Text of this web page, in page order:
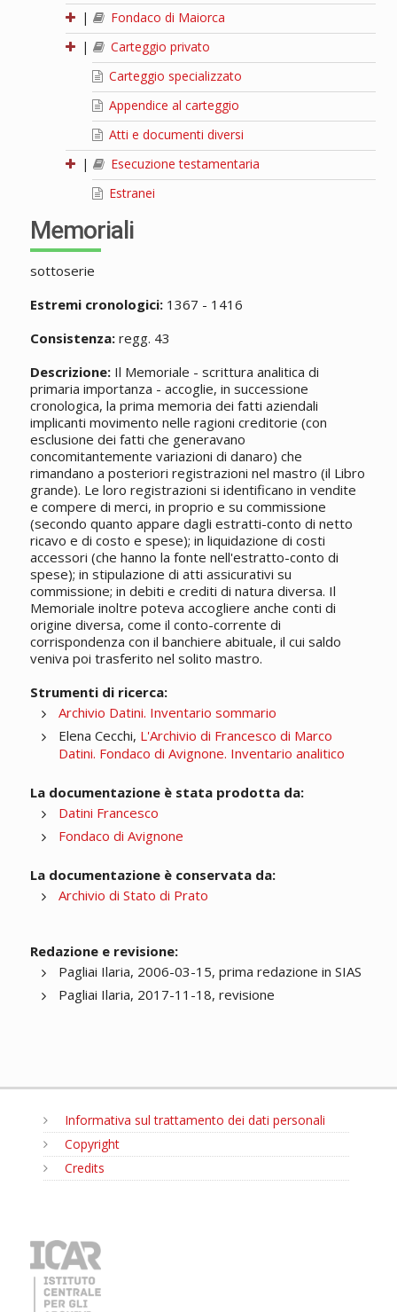
|
Fondaco di Maiorca
|
Carteggio privato
Carteggio specializzato
Appendice al carteggio
Atti e documenti diversi
|
Esecuzione testamentaria
Estranei
Memoriali
sottoserie
Estremi cronologici:1367 - 1416
Consistenza:regg. 43
Descrizione:Il Memoriale - scrittura analitica di
primaria importanza - accoglie, in successione
cronologica, la prima memoria dei fatti aziendali
implicanti movimento nelle ragioni creditorie (con
esclusione dei fatti che generavano
concomitantemente variazioni di danaro) che
rimandano a posteriori registrazioni nel mastro (il Libro
grande). Le loro registrazioni si identificano in vendite
e compere di merci, in proprio e su commissione
(secondo quanto appare dagli estratti-conto di netto
ricavo e di costo e spese); in liquidazione di costi
accessori (che hanno la fonte nell'estratto-conto di
spese); in stipulazione di atti assicurativi su
commissione; in debiti e crediti di natura diversa. Il
Memoriale inoltre poteva accogliere anche conti di
origine diversa, come il conto-corrente di
corrispondenza con il banchiere abituale, il cui saldo
veniva poi trasferito nel solito mastro.
Strumenti di ricerca:
Archivio Datini. Inventario sommario
Elena Cecchi, L'Archivio di Francesco di Marco
Datini. Fondaco di Avignone. Inventario analitico
La documentazione è stata prodotta da:
Datini Francesco
Fondaco di Avignone
La documentazione è conservata da:
Archivio di Stato di Prato
Redazione e revisione:
Pagliai Ilaria, 2006-03-15, prima redazione in SIAS
Pagliai Ilaria, 2017-11-18, revisione
Informativa sul trattamento dei dati personali
Copyright
Credits